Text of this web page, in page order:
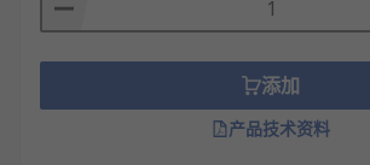
添加
产品技术资料